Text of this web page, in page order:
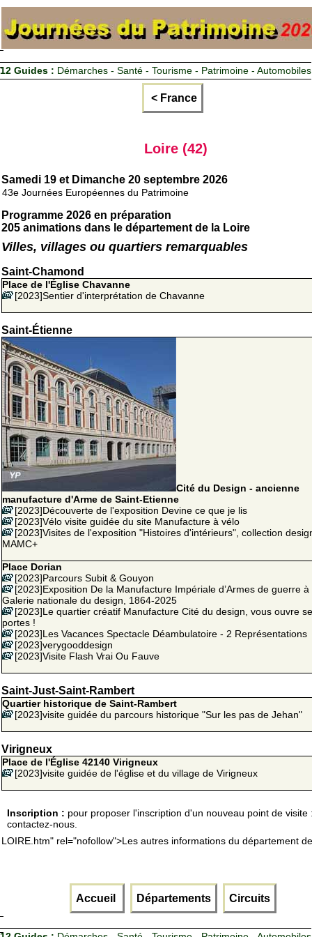
12 Guides : Démarches - Santé - Tourisme - Patrimoine - Automobiles
< France
Loire (42)
Samedi 19 et Dimanche 20 septembre 2026
43e Journées Européennes du Patrimoine
Programme 2026 en préparation
205 animations dans le département de la Loire
Villes, villages ou quartiers remarquables
Saint-Chamond
Place de l'Église Chavanne
[2023]Sentier d'interprétation de Chavanne
Saint-Étienne
Cité du Design - ancienne
manufacture d'Arme de Saint-Etienne
[2023]Découverte de l'exposition Devine ce que je lis
[2023]Vélo visite guidée du site Manufacture à vélo
[2023]Visites de l'exposition "Histoires d'intérieurs", collection
MAMC+
Place Dorian
[2023]Parcours Subit & Gouyon
[2023]Exposition De la Manufacture Impériale d’Armes de guerre à
Galerie nationale du design, 1864-2025
[2023]Le quartier créatif Manufacture Cité du design, vous ouvre
portes !
[2023]Les Vacances Spectacle Déambulatoire - 2 Représentations
[2023]verygooddesign
[2023]Visite Flash Vrai Ou Fauve
Saint-Just-Saint-Rambert
Quartier historique de Saint-Rambert
[2023]visite guidée du parcours historique "Sur les pas de Jehan"
Virigneux
Place de l'Église 42140 Virigneux
[2023]visite guidée de l'église et du village de Virigneux
Inscription : pour proposer l'inscription d'un nouveau point de visite
contactez-nous.
LOIRE.htm" rel="nofollow">Les autres informations du département
Accueil Départements Circuits